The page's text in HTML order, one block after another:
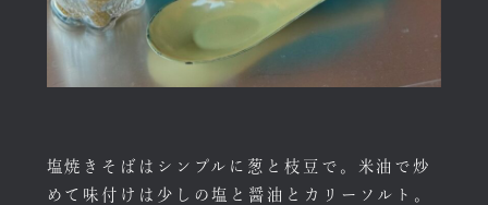
塩焼きそばはシンプルに葱と枝豆で。米油で炒
めて味付けは少しの塩と醤油とカリーソルト。